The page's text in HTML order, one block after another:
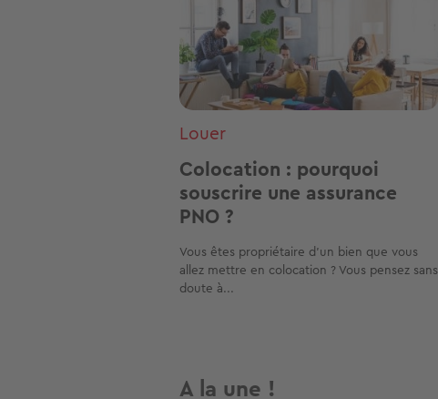
Louer
Colocation : pourquoi
souscrire une assurance
PNO ?
Vous êtes propriétaire d’un bien que vous
allez mettre en colocation ? Vous pensez sans
doute à...
A la une !